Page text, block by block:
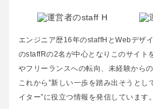
エンジニア歴16年のstaffHとWebデザ
のstaffRの2名が中心となりこのサイト
やフリーランスへの転向、未経験から
これから”新しい一歩を踏み出そうとし
イター”に役立つ情報を発信しています。